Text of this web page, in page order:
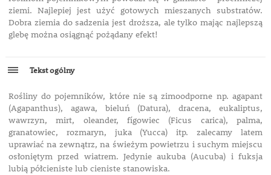
ziemi. Najlepiej jest użyć gotowych mieszanych substratów.
Dobra ziemia do sadzenia jest droższa, ale tylko mając najlepszą
glebę można osiągnąć pożądany efekt!
Tekst ogólny
Rośliny do pojemników, które nie są zimoodporne np. agapant
(Agapanthus), agawa, bieluń (Datura), dracena, eukaliptus,
wawrzyn, mirt, oleander, fígowiec (Ficus carica), palma,
granatowiec, rozmaryn, juka (Yucca) itp. zalecamy latem
uprawiać na zewnątrz, na świeżym powietrzu i suchym miejscu
osłoniętym przed wiatrem. Jedynie aukuba (Aucuba) i fuksja
lubią półcieniste lub cieniste stanowiska.